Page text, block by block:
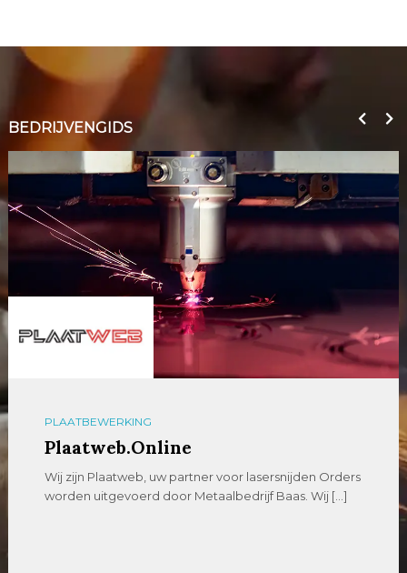
BEDRIJVENGIDS
PLAATBEWERKING
Plaatweb.Online
Wij zijn Plaatweb, uw partner voor lasersnijden Orders
worden uitgevoerd door Metaalbedrijf Baas. Wij […]